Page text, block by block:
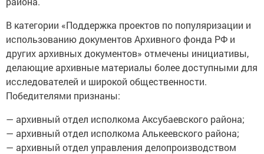
В категории «Поддержка проектов по популяризации и
использованию документов Архивного фонда РФ и
других архивных документов» отмечены инициативы,
делающие архивные материалы более доступными для
исследователей и широкой общественности.
Победителями признаны:
— архивный отдел исполкома Аксубаевского района;
— архивный отдел исполкома Алькеевского района;
— архивный отдел управления делопроизводством